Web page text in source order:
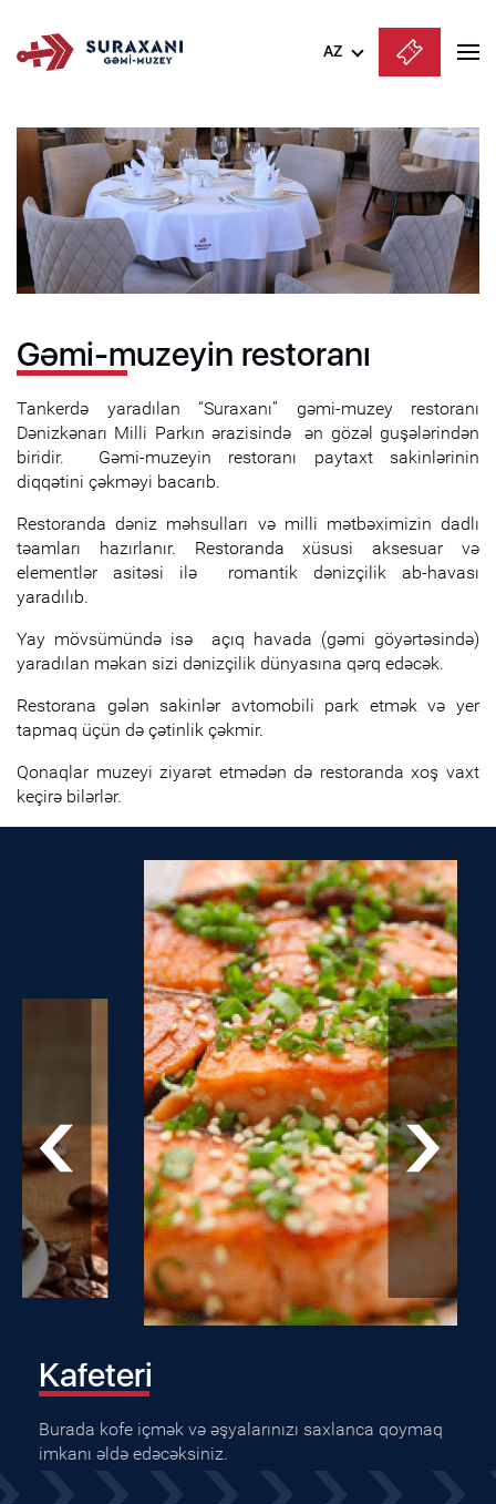
AZ
English
Русский
Gəmi-muzeyin restoranı
Tankerdə yaradılan “Suraxanı” gəmi-muzey restoranı
Dənizkənarı Milli Parkın ərazisində ən gözəl guşələrindən
biridir. Gəmi-muzeyin restoranı paytaxt sakinlərinin
diqqətini çəkməyi bacarıb.
Restoranda dəniz məhsulları və milli mətbəximizin dadlı
təamları hazırlanır. Restoranda xüsusi aksesuar və
elementlər asitəsi ilə romantik dənizçilik ab-havası
yaradılıb.
Yay mövsümündə isə açıq havada (gəmi göyərtəsində)
yaradılan məkan sizi dənizçilik dünyasına qərq edəcək.
Restorana gələn sakinlər avtomobili park etmək və yer
tapmaq üçün də çətinlik çəkmir.
Qonaqlar muzeyi ziyarət etmədən də restoranda xoş vaxt
keçirə bilərlər.
Kafeteri
Burada kofe içmək və əşyalarınızı saxlanca qoymaq
imkanı əldə edəcəksiniz.